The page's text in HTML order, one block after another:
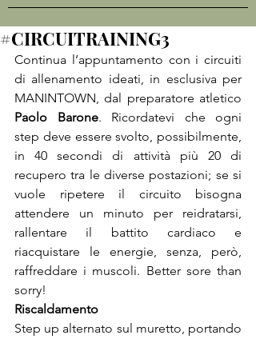
#CIRCUITRAINING3
Continua l’appuntamento con i circuiti
di allenamento ideati, in esclusiva per
Paolo Barone. Ricordatevi che ogni
step deve essere svolto, possibilmente,
in 40 secondi di attività più 20 di
recupero tra le diverse postazioni; se si
vuole ripetere il circuito bisogna
attendere un minuto per reidratarsi,
rallentare il battito cardiaco e
riacquistare le energie, senza, però,
raffreddare i muscoli. Better sore than
sorry!
Riscaldamento
Step up alternato sul muretto, portando